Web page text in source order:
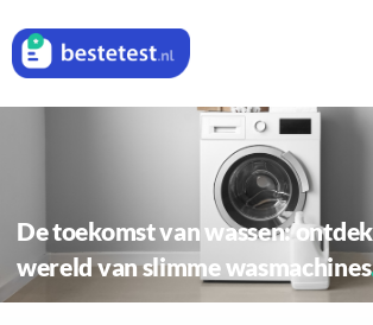
De toekomst van wassen: ontdek de wondere
wereld van slimme wasmachines